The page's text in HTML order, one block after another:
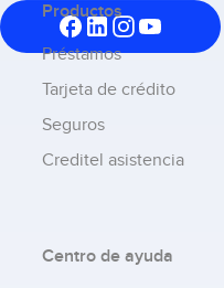
Productos
Préstamos
Tarjeta de crédito
Seguros
Creditel asistencia
Centro de ayuda